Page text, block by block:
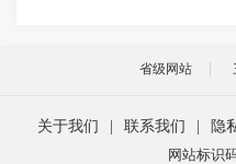
省级网站
关于我们 联系我们 隐
网站标识